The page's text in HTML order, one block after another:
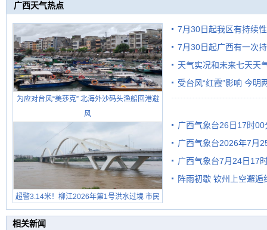
广西天气热点
为应对台风“美莎克” 北海外沙码头渔船回港避
风
超警3.14米！柳江2026年第1号洪水过境 市民
在堤岸见证汛况
7月30日起我区有持续
7月30日起广西有一次
天气实况和未来七天天
受台风“红霞”影响 今明
广西气象台26日17时
广西气象台2026年7月
级预警
广西气象台7月24日17
阵雨初歇 钦州上空邂逅
相关新闻